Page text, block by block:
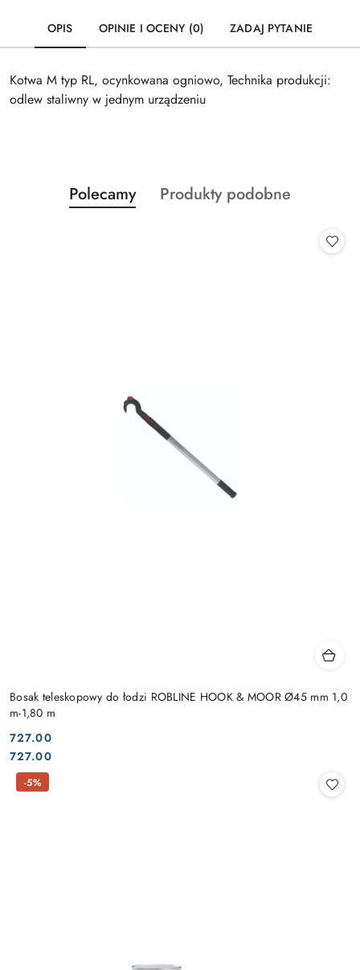
OPIS OPINIE I OCENY (0) ZADAJ PYTANIE
Kotwa M typ RL, ocynkowana ogniowo, Technika produkcji:
odlew staliwny w jednym urządzeniu
Pomiń karuzelę produktów
Produkty
o
Polecamy
Produkty
Produkty podobne
Bosak teleskopowy do łodzi ROBLINE HOOK & MOOR Ø45 mm 1,0
m-1,80 m
Cena:
727.00
Cena:
727.00
-5%